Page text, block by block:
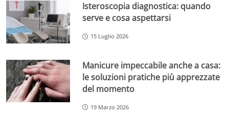
Isteroscopia diagnostica: quando
serve e cosa aspettarsi
15 Luglio 2026
Manicure impeccabile anche a casa:
le soluzioni pratiche più apprezzate
del momento
19 Marzo 2026